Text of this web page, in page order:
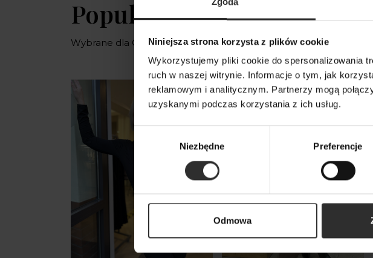
Niniejsza strona korzysta z plików cookie
Wykorzystujemy pliki cookie do spersonalizowania
ruch w naszej witrynie. Informacje o tym, jak
reklamowym i analitycznym. Partnerzy mogą
uzyskanymi podczas korzystania z ich usług.
Niezbędne Preferencje
Odmowa
Popularne produkty
Wybrane dla Ciebie z sercem i charakterem